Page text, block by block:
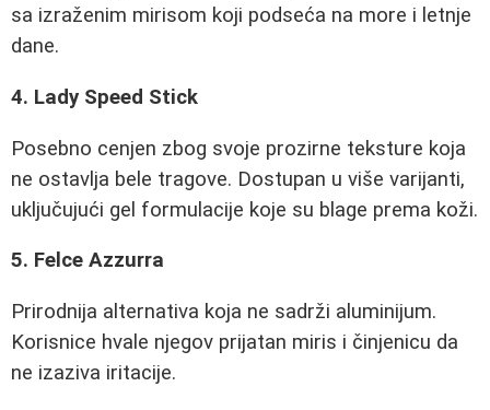
sa izraženim mirisom koji podseća na more i letnje
dane.
4. Lady Speed Stick
Posebno cenjen zbog svoje prozirne teksture koja
ne ostavlja bele tragove. Dostupan u više varijanti,
uključujući gel formulacije koje su blage prema koži.
5. Felce Azzurra
Prirodnija alternativa koja ne sadrži aluminijum.
Korisnice hvale njegov prijatan miris i činjenicu da
ne izaziva iritacije.